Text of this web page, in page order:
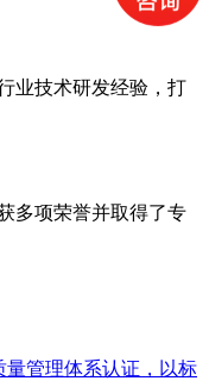
业技术研发经验，打
多项荣誉并取得了专
量管理体系认证，以标